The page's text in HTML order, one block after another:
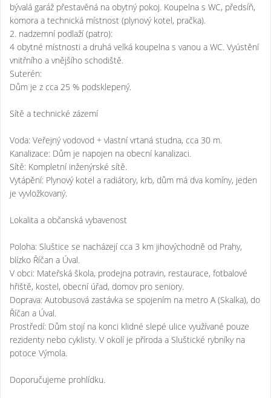
bývalá garáž přestavěná na obytný pokoj. Koupelna s WC, předsíň,
komora a technická místnost (plynový kotel, pračka).
2. nadzemní podlaží (patro):
4 obytné místnosti a druhá velká koupelna s vanou a WC. Vyústění
vnitřního a vnějšího schodiště.
Suterén:
Dům je z cca 25 % podsklepený.
Sítě a technické zázemí
Voda: Veřejný vodovod + vlastní vrtaná studna, cca 30 m.
Kanalizace: Dům je napojen na obecní kanalizaci.
Sítě: Kompletní inženýrské sítě.
Vytápění: Plynový kotel a radiátory, krb, dům má dva komíny, jeden
je vyvložkovaný.
Lokalita a občanská vybavenost
Poloha: Sluštice se nacházejí cca 3 km jihovýchodně od Prahy,
blízko Říčan a Úval.
V obci: Mateřská škola, prodejna potravin, restaurace, fotbalové
hřiště, kostel, obecní úřad, domov pro seniory.
Doprava: Autobusová zastávka se spojením na metro A (Skalka), do
Říčan a Úval.
Prostředí: Dům stojí na konci klidné slepé ulice využívané pouze
rezidenty nebo cyklisty. V okolí je příroda a Sluštické rybníky na
potoce Výmola.
Doporučujeme prohlídku.